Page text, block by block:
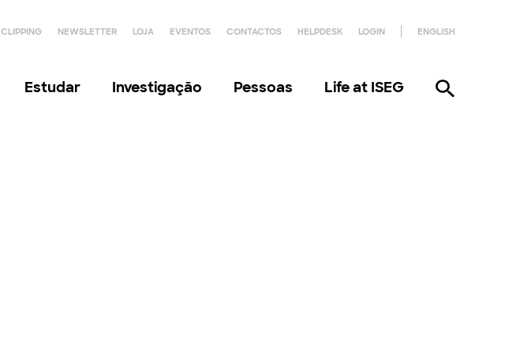
CLIPPING NEWSLETTER LOJA EVENTOS CONTACTOS HELPDESK LOGIN ENGLISH
Estudar Investigação Pessoas Life at ISEG